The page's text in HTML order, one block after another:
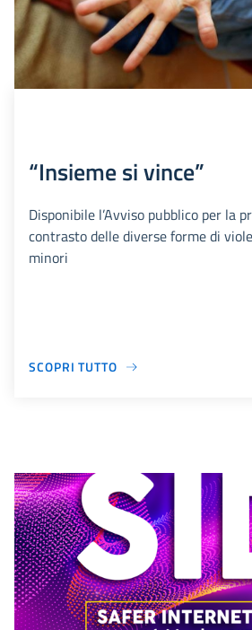
“Insieme si vince”
Disponibile l’Avviso pubblico per la
contrasto delle diverse forme di
minori
SCOPRI TUTTO